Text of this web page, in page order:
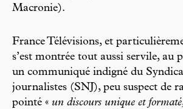
Macronie).
France Télévisions, et
s’est montrée tout aussi servile, au
un communiqué indigné du
journalistes (SNJ), peu suspect de
pointé « un discours unique et